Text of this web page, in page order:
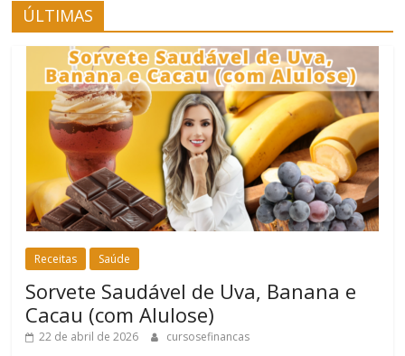
ÚLTIMAS
Receitas Saúde
Sorvete Saudável de Uva, Banana e
Cacau (com Alulose)
22 de abril de 2026 cursosefinancas